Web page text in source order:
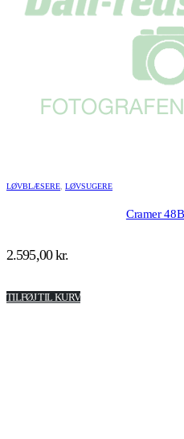
LØVBLÆSERE LØVSUGERE
Cramer
2.595,00kr.
TILFØJ TIL KURV